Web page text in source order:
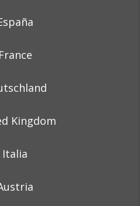
France
Kingdom
Italia